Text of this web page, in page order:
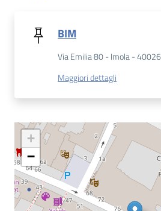
storico
Decentrate
la
lettura
Seguici
su
BIM
Via Emilia 80 - Imola - 40026
Maggiori dettagli
+
−